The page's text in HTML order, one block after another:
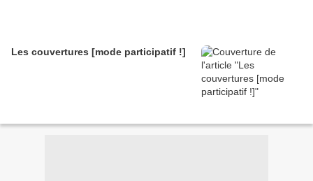
Les couvertures [mode participatif !]